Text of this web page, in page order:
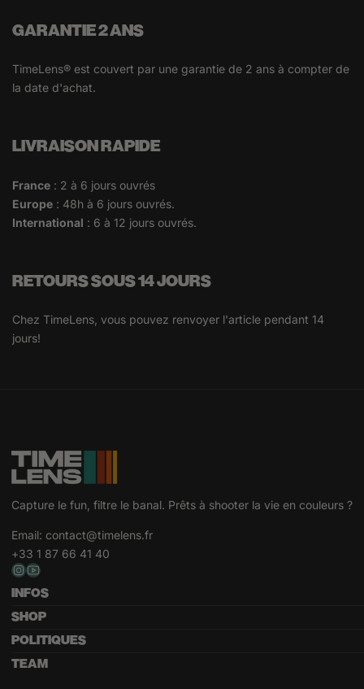
GARANTIE 2 ANS
TimeLens® est couvert par une garantie de 2 ans à compter de
la date d'achat.
LIVRAISON RAPIDE
France : 2 à 6 jours ouvrés
Europe : 48h à 6 jours ouvrés.
International : 6 à 12 jours ouvrés.
RETOURS SOUS 14 JOURS
Chez TimeLens, vous pouvez renvoyer l'article pendant 14
jours!
Capture le fun, filtre le banal. Prêts à shooter la vie en couleurs ?
Email: contact@timelens.fr
+33 1 87 66 41 40
INFOS
SHOP
POLITIQUES
TEAM